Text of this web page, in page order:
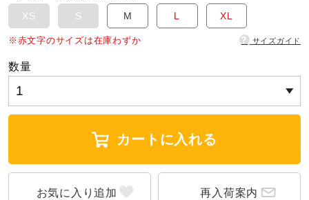
柔道
ワーキング
ウォーキングシューズ
XS
S M L XL
※赤文字のサイズは在庫わずか ? サイズガイド
数量
カートに入れる
再入荷案内